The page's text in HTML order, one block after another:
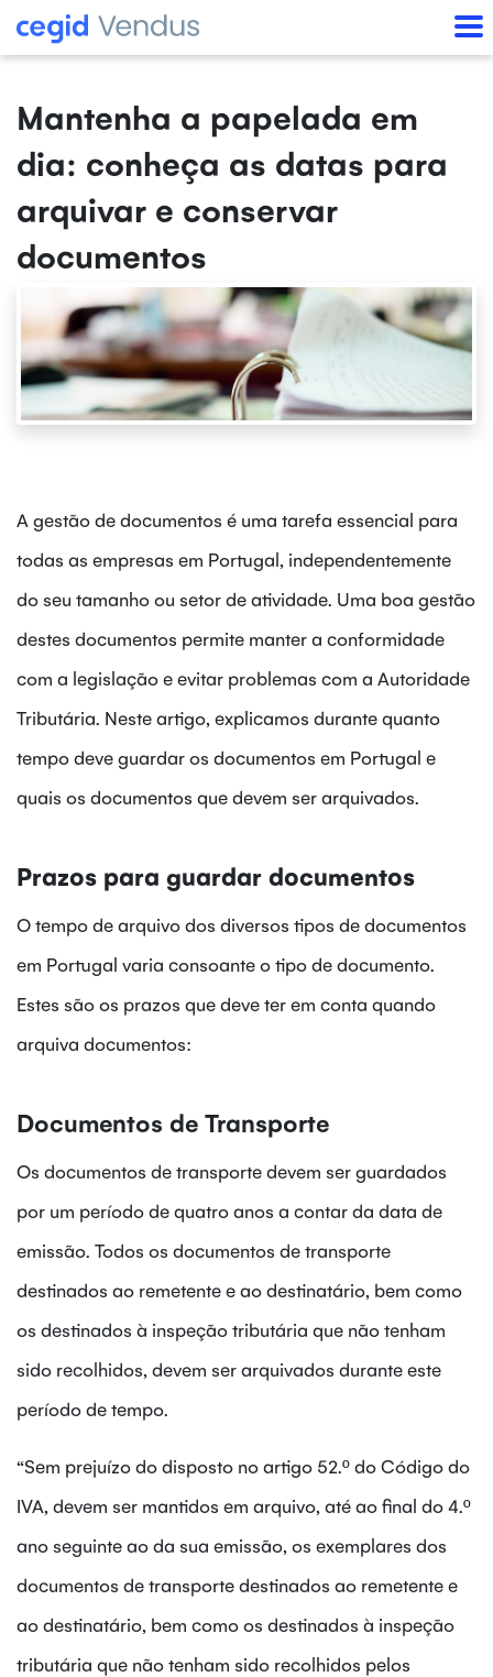
Mantenha a papelada em
dia: conheça as datas para
arquivar e conservar
documentos
A gestão de documentos é uma tarefa essencial para
todas as empresas em Portugal, independentemente
do seu tamanho ou setor de atividade. Uma boa gestão
destes documentos permite manter a conformidade
com a legislação e evitar problemas com a Autoridade
Tributária. Neste artigo, explicamos durante quanto
tempo deve guardar os documentos em Portugal e
quais os documentos que devem ser arquivados.
Prazos para guardar documentos
O tempo de arquivo dos diversos tipos de documentos
em Portugal varia consoante o tipo de documento.
Estes são os prazos que deve ter em conta quando
arquiva documentos:
Documentos de Transporte
Os documentos de transporte devem ser guardados
por um período de quatro anos a contar da data de
emissão. Todos os documentos de transporte
destinados ao remetente e ao destinatário, bem como
os destinados à inspeção tributária que não tenham
sido recolhidos, devem ser arquivados durante este
período de tempo.
“Sem prejuízo do disposto no artigo 52.º do Código do
IVA, devem ser mantidos em arquivo, até ao final do 4.º
ano seguinte ao da sua emissão, os exemplares dos
documentos de transporte destinados ao remetente e
ao destinatário, bem como os destinados à inspeção
tributária que não tenham sido recolhidos pelos